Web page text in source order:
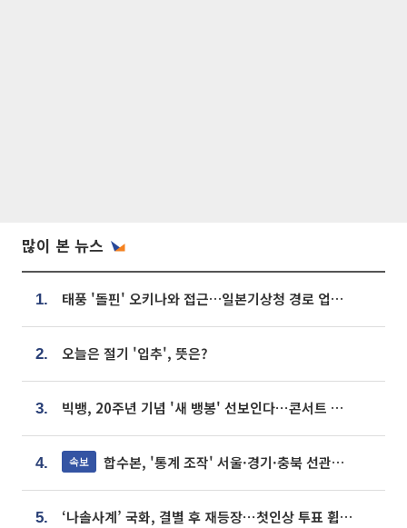
많이 본 뉴스
1. 태풍 '돌핀' 오키나와 접근…일본기상청 경로 업데이트
2. 오늘은 절기 '입추', 뜻은?
3. 빅뱅, 20주년 기념 '새 뱅봉' 선보인다⋯콘서트 앞두고 팝업 개최
4. 속보 합수본, '통계 조작' 서울·경기·충북 선관위 등 추가 압수수색
5. ‘나솔사계’ 국화, 결별 후 재등장⋯첫인상 투표 휩쓸고 ‘인기녀’ 등극